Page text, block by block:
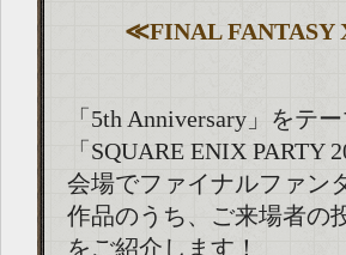
≪FINAL FANTASY
「5th Anniversary」をテ
「SQUARE ENIX
会場でファイナルファン
作品のうち、ご来場者の
をご紹介します！